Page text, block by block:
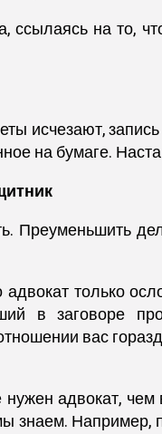
ссылаясь на то,
исчезают,
на бумаге.
Преуменьшить
адвокат только
в заговоре
вас
адвокат,
знаем.